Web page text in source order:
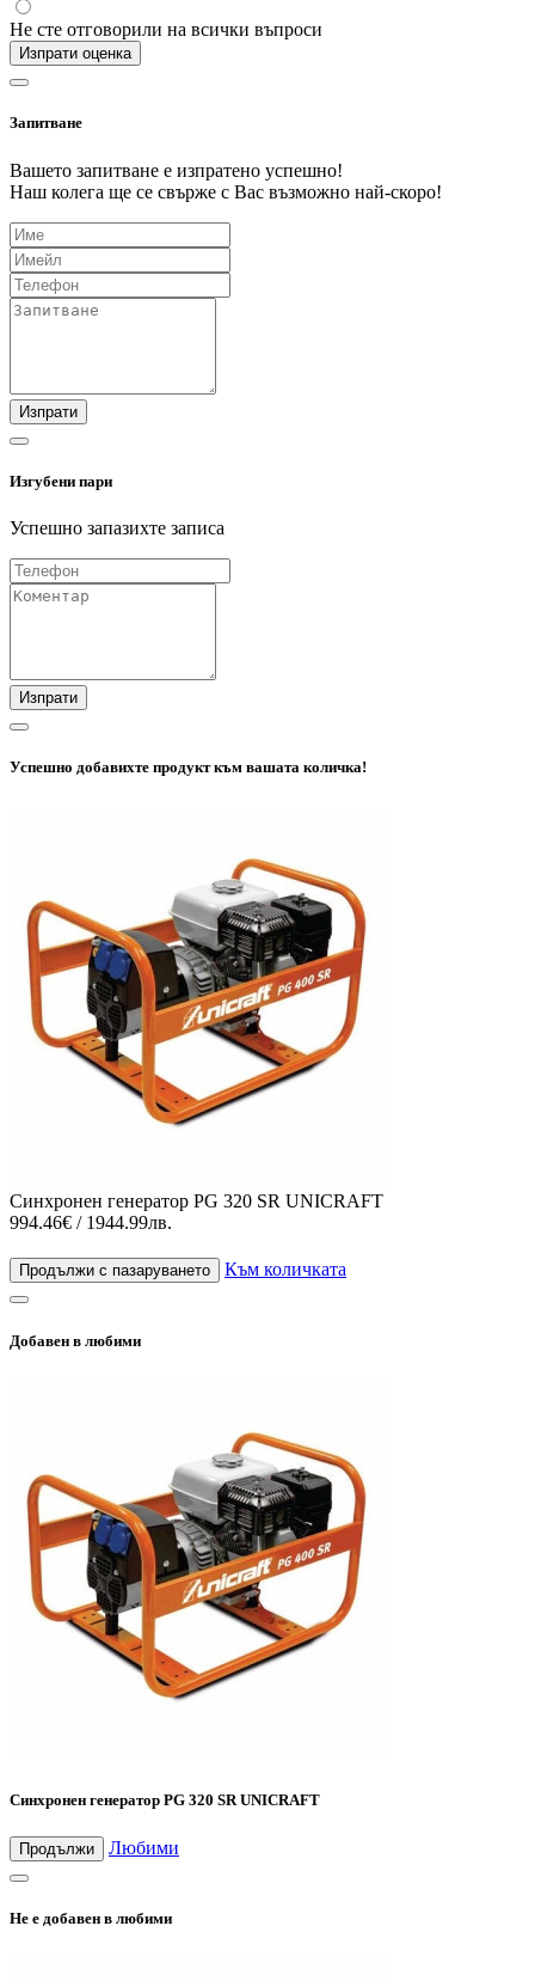
Не сте отговорили на всички въпроси
Изпрати оценка
Запитване
Вашето запитване е изпратено успешно!
Наш колега ще се свърже с Вас възможно най-скоро!
Изпрати
Изгубени пари
Успешно запазихте записа
Изпрати
Успешно добавихте продукт към вашата количка!
Синхронен генератор PG 320 SR UNICRAFT
994.46€ / 1944.99лв.
Продължи с пазаруването Към количката
Добавен в любими
Синхронен генератор PG 320 SR UNICRAFT
Продължи Любими
Не е добавен в любими